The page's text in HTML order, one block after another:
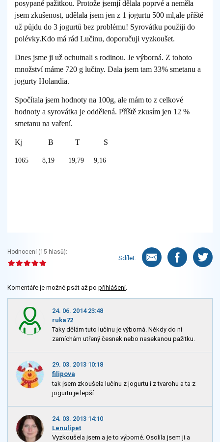
posypané pažitkou. Protože jsemjí dělala poprvé a neměla
jsem zkušenost, udělala jsem jen z 1 jogurtu 500 ml,ale příště
už půjdu do 3 jogurtů bez problému! Syrovátku použiji do
polévky.Kdo má rád Lučinu, doporučuji vyzkoušet.
Dnes jsme ji už ochutnali s rodinou. Je výborná. Z tohoto
množství máme 720 g lučiny. Dala jsem tam 33% smetanu a
jogurty Holandia.
Spočítala jsem hodnoty na 100g, ale mám to z celkové
hodnoty a syrovátka je oddělená. Příště zkusím jen 12 %
smetanu na vaření.
Kj B T S
1065 8,19 19,79 9,16
Hodnocení (15 hlasů):
Sdílet:
Komentáře je možné psát až po přihlášení.
24. 06. 2014 23:48
ruka72
Taky dělám tuto lučinu je výborná. Někdy do ní
zamíchám utřený česnek nebo nasekanou pažitku.
29. 03. 2013 10:18
filipova
tak jsem zkoušela lučinu z jogurtu i z tvarohu a ta z
jogurtu je lepší
24. 03. 2013 14:10
Lenulipet
Vyzkoušela jsem a je to výborné. Osolila jsem ji a